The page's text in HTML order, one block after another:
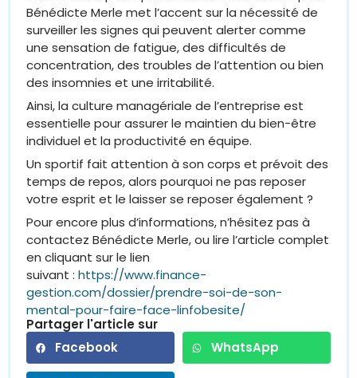
Bénédicte Merle met l’accent sur la nécessité de
surveiller les signes qui peuvent alerter comme
une sensation de fatigue, des difficultés de
concentration, des troubles de l’attention ou bien
des insomnies et une irritabilité.
Ainsi, la culture managériale de l’entreprise est
essentielle pour assurer le maintien du bien-être
individuel et la productivité en équipe.
Un sportif fait attention à son corps et prévoit des
temps de repos, alors pourquoi ne pas reposer
votre esprit et le laisser se reposer également ?
Pour encore plus d’informations, n’hésitez pas à
contactez Bénédicte Merle, ou lire l’article complet
en cliquant sur le lien
suivant : https://www.finance-
gestion.com/dossier/prendre-soi-de-son-
mental-pour-faire-face-linfobesite/
Partager l'article sur
Facebook
WhatsApp